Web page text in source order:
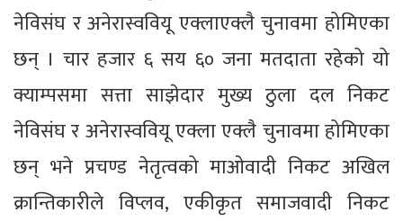
नेविसंघ र अनेरास्ववियू एक्लाएक्लै चुनावमा होमिएका
छन् । चार हजार ६ सय ६० जना मतदाता रहेको यो
क्याम्पसमा सत्ता साझेदार मुख्य ठुला दल निकट
नेविसंघ र अनेरास्ववियू एक्ला एक्लै चुनावमा होमिएका
छन् भने प्रचण्ड नेतृत्वको माओवादी निकट अखिल
क्रान्तिकारीले विप्लव, एकीकृत समाजवादी निकट